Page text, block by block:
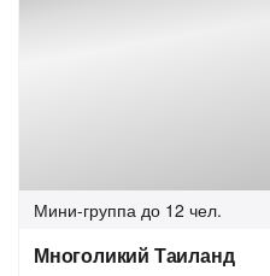
Мини-группа до 12 чел.
Многоликий Таиланд